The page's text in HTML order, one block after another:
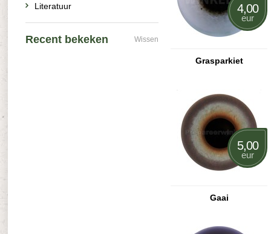
4,00
eur
Grasparkiet
5,00
eur
Gaai
Literatuur
Recent bekeken Wissen